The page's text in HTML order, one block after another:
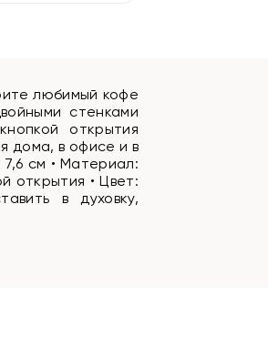
любимый кофе
стенками
открытия
дома, в офисе и в
см • Материал:
открытия • Цвет:
в духовку,